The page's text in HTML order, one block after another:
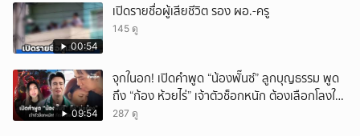
00:54
เปิดรายชื่อผู้เสียชีวิต รอง ผอ.-ครู
145 ดู
09:54
จุกในอก! เปิดคำพูด “น้องพั๊นซ์” ลูกบุญธรรม พูด
ถึง “ก้อง ห้วยไร่” เจ้าตัวช็อกหนัก ต้องเลือกโลงให้
ลูก!
287 ดู